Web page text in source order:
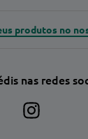
produtos no
nas redes